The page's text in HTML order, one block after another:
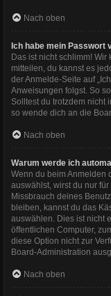
Nach oben
Ich habe mein Passwort
Das ist nicht schlimm!
mitteilen, du kannst es
der Anmelde-Seite auf
Anweisungen folgst. So
Solltest du trotzdem nicht
so wende dich an die
Nach oben
Warum werde ich
Wenn du beim Anmelden
auswählst, wirst du nur
Missbrauch deines
bleiben, kannst du das
auswählen. Dies ist nicht
öffentlichen Computer,
diese Option nicht zur
Board-Administration
Nach oben